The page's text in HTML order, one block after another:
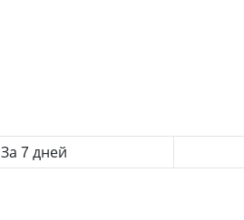
За 7 дней